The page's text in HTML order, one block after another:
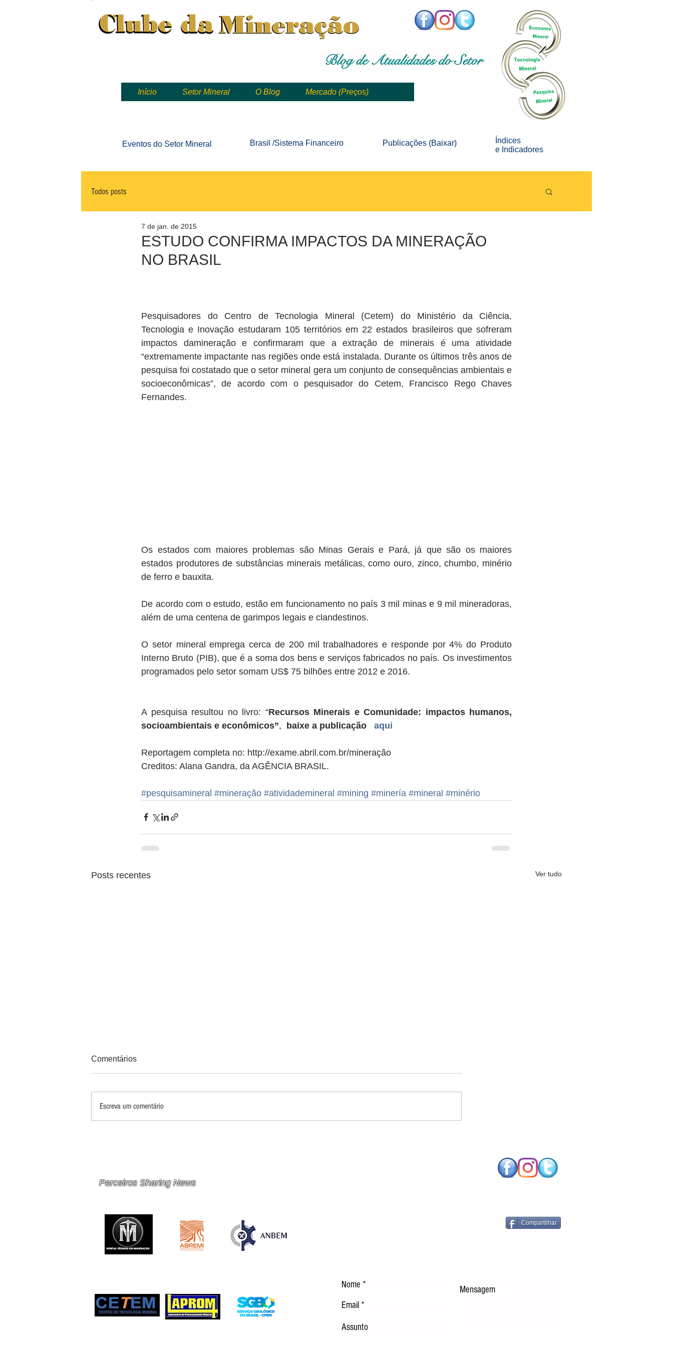
Início Setor Mineral O Blog Mercado (Preços)
Eventos do Setor Mineral Brasil /Sistema Financeiro Publicações (Baixar)
Índices
e Indicadores
Todos posts
ESTUDO CONFIRMA IMPACTOS DA MINERAÇÃO
NO BRASIL
7 de jan. de 2015
Pesquisadores do Centro de Tecnologia Mineral (Cetem) do Ministério da Ciência,
Tecnologia e Inovação estudaram 105 territórios em 22 estados brasileiros que sofreram
impactos damineração e confirmaram que a extração de minerais é uma atividade
“extremamente impactante nas regiões onde está instalada. Durante os últimos três anos de
pesquisa foi costatado que o setor mineral gera um conjunto de consequências ambientais e
socioeconômicas”, de acordo com o pesquisador do Cetem, Francisco Rego Chaves
Fernandes.
Os estados com maiores problemas são Minas Gerais e Pará, já que são os maiores
estados produtores de substâncias minerais metálicas, como ouro, zinco, chumbo, minério
de ferro e bauxita.
De acordo com o estudo, estão em funcionamento no país 3 mil minas e 9 mil mineradoras,
além de uma centena de garimpos legais e clandestinos.
O setor mineral emprega cerca de 200 mil trabalhadores e responde por 4% do Produto
Interno Bruto (PIB), que é a soma dos bens e serviços fabricados no país. Os investimentos
programados pelo setor somam US$ 75 bilhões entre 2012 e 2016.
A pesquisa resultou no livro: “Recursos Minerais e Comunidade: impactos humanos,
socioambientais e econômicos”, baixe a publicação aqui
Reportagem completa no: http://exame.abril.com.br/mineração
Creditos: Alana Gandra, da AGÊNCIA BRASIL.
#pesquisamineral #mineração #atividademineral #mining #minería #mineral #minério
Posts recentes Ver tudo
TECNOLOGIAS DE
ENERGIA RENOVÁVEL
Comentários
Escreva um comentário
Parceiros Sharing News
Compartilhar